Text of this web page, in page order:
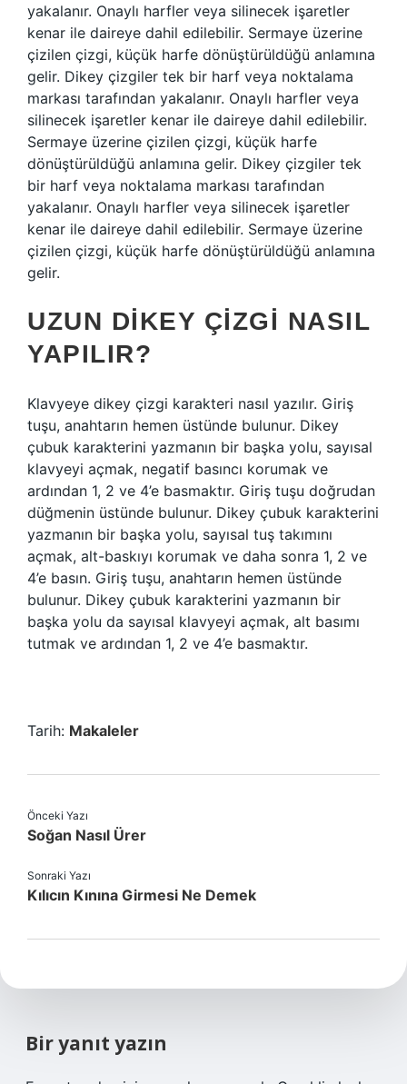
yakalanır. Onaylı harfler veya silinecek işaretler
kenar ile daireye dahil edilebilir. Sermaye üzerine
çizilen çizgi, küçük harfe dönüştürüldüğü anlamına
gelir. Dikey çizgiler tek bir harf veya noktalama
markası tarafından yakalanır. Onaylı harfler veya
silinecek işaretler kenar ile daireye dahil edilebilir.
Sermaye üzerine çizilen çizgi, küçük harfe
dönüştürüldüğü anlamına gelir. Dikey çizgiler tek
bir harf veya noktalama markası tarafından
yakalanır. Onaylı harfler veya silinecek işaretler
kenar ile daireye dahil edilebilir. Sermaye üzerine
çizilen çizgi, küçük harfe dönüştürüldüğü anlamına
gelir.
UZUN DIKEY ÇIZGI NASIL
YAPILIR?
Klavyeye dikey çizgi karakteri nasıl yazılır. Giriş
tuşu, anahtarın hemen üstünde bulunur. Dikey
çubuk karakterini yazmanın bir başka yolu, sayısal
klavyeyi açmak, negatif basıncı korumak ve
ardından 1, 2 ve 4’e basmaktır. Giriş tuşu doğrudan
düğmenin üstünde bulunur. Dikey çubuk karakterini
yazmanın bir başka yolu, sayısal tuş takımını
açmak, alt-baskıyı korumak ve daha sonra 1, 2 ve
4’e basın. Giriş tuşu, anahtarın hemen üstünde
bulunur. Dikey çubuk karakterini yazmanın bir
başka yolu da sayısal klavyeyi açmak, alt basımı
tutmak ve ardından 1, 2 ve 4’e basmaktır.
Tarih: Makaleler
Önceki Yazı
Soğan Nasıl Ürer
Sonraki Yazı
Kılıcın Kınına Girmesi Ne Demek
Bir yanıt yazın